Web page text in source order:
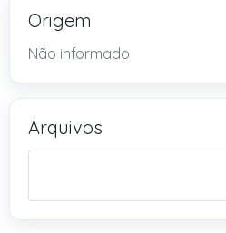
Origem
Não informado
Arquivos